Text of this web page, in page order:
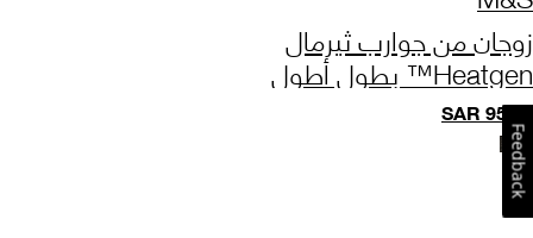
زوجان من جوارب ثيرمال
Heatgen™ بطول أطول
ودفء أقصى
SAR95.00
Page
Feedback